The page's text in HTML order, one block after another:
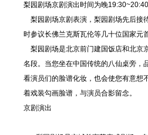
梨园剧场京剧演出时间为晚19:30~20:40
梨园剧场京剧表演，梨园剧场先后接
时参议长佛兰克斯瓦伦等几十位国家
梨园剧场是北京前门建国饭店和北京
名段。当您坐在中国传统的八仙桌旁，
看演员们的脸谱化妆，也会使您有意想
着戏装勾画脸谱，与演员合影留念。
京剧演出